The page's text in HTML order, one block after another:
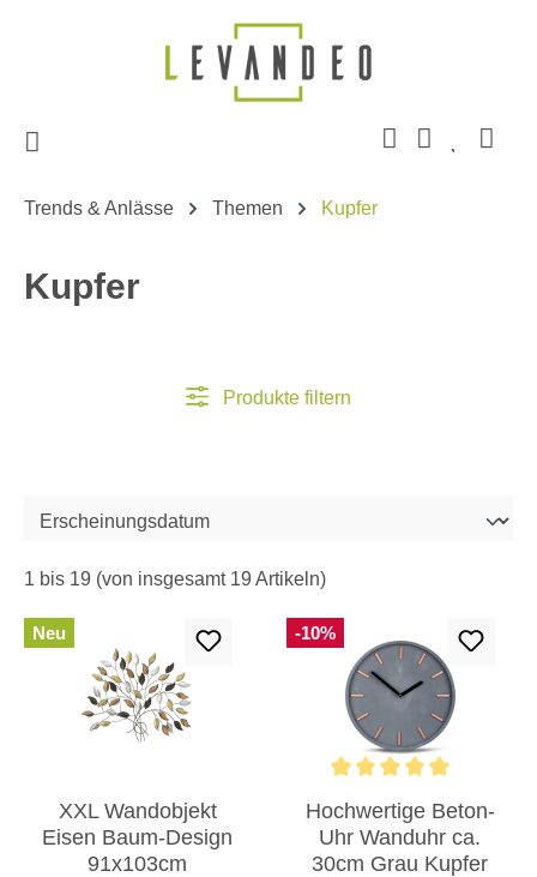
Zum Hauptinhalt springen
Trends & Anlässe Themen Kupfer
Kupfer
Produkte filtern
1 bis 19 (von insgesamt 19 Artikeln)
Neu
XXL Wandobjekt
Eisen Baum-Design
91x103cm
-10%
Hochwertige Beton-
Uhr Wanduhr ca.
30cm Grau Kupfer